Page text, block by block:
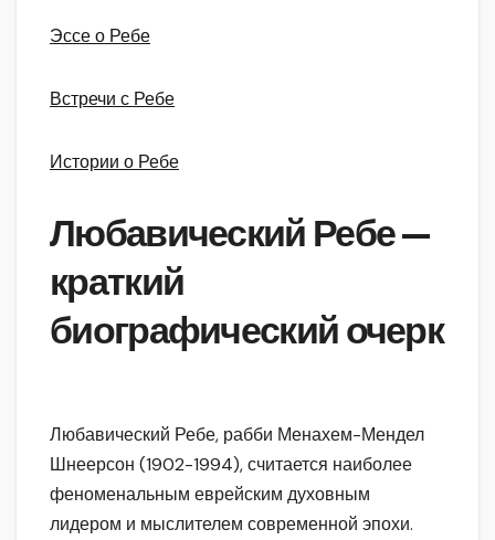
Эссе о Ребе
Встречи с Ребе
Истории о Ребе
Любавический Ребе —
краткий
биографический очерк
Любавический Ребе, рабби Менахем-Мендел
Шнеерсон (1902-1994), считается наиболее
феноменальным еврейским духовным
лидером и мыслителем современной эпохи.